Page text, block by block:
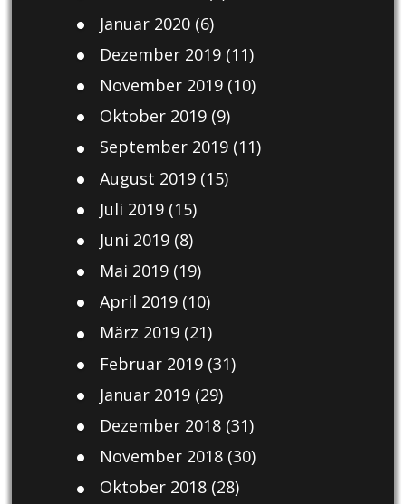
Januar 2020(6)
Dezember 2019(11)
November 2019(10)
Oktober 2019(9)
September 2019(11)
August 2019(15)
Juli 2019(15)
Juni 2019(8)
Mai 2019(19)
April 2019(10)
März 2019(21)
Februar 2019(31)
Januar 2019(29)
Dezember 2018(31)
November 2018(30)
Oktober 2018(28)